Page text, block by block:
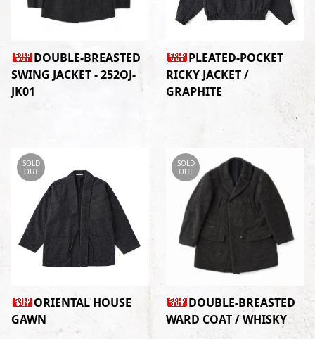
DOUBLE-BREASTED
SWING JACKET - 252OJ-
JK01
PLEATED-POCKET
RICKY JACKET /
GRAPHITE
ORIENTAL HOUSE
GAWN
SOLD
OUT
DOUBLE-BREASTED
WARD COAT / WHISKY
SOLD
OUT